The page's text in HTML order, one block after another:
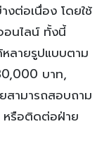
งต่อเนื่อง โดยใช้
อนไลน์ ทั้งนี้
หลายรูปแบบตาม
บาท,
ามารถสอบถาม
หรือติดต่อฝ่าย